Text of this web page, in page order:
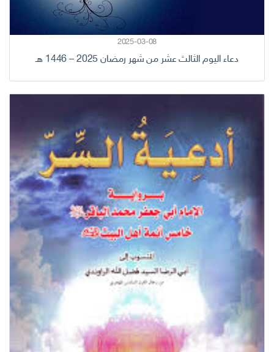
2025-03-08
دعاء اليوم الثالث عشر من شهر رمضان 2025 – 1446 هـ